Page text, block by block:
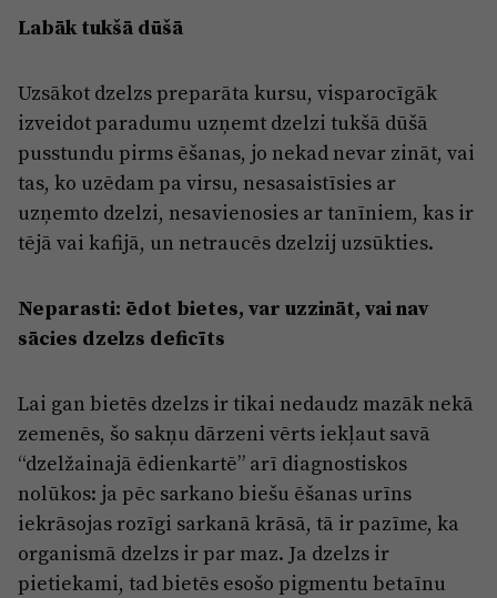
Labāk tukšā dūšā
Uzsākot dzelzs preparāta kursu, visparocīgāk
izveidot paradumu uzņemt dzelzi tukšā dūšā
pusstundu pirms ēšanas, jo nekad nevar zināt, vai
tas, ko uzēdam pa virsu, nesasaistīsies ar
uzņemto dzelzi, nesavienosies ar tanīniem, kas ir
tējā vai kafijā, un netraucēs dzelzij uzsūkties.
Neparasti: ēdot bietes, var uzzināt, vai nav
sācies dzelzs deficīts
Lai gan bietēs dzelzs ir tikai nedaudz mazāk nekā
zemenēs, šo sakņu dārzeni vērts iekļaut savā
“dzelžainajā ēdienkartē” arī diagnostiskos
nolūkos: ja pēc sarkano biešu ēšanas urīns
iekrāsojas rozīgi sarkanā krāsā, tā ir pazīme, ka
organismā dzelzs ir par maz. Ja dzelzs ir
pietiekami, tad bietēs esošo pigmentu betaīnu